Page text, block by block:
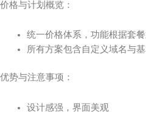
价格与计划概览：
统一价格体系，功能根据套
所有方案包含自定义域名与
优势与注意事项：
设计感强，界面美观